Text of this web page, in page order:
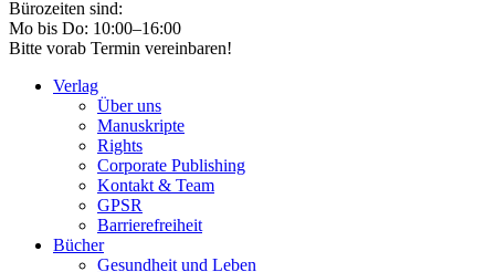
Bürozeiten sind:
Mo bis Do: 10:00–16:00
Bitte vorab Termin vereinbaren!
Verlag
Über uns
Manuskripte
Rights
Corporate Publishing
Kontakt & Team
GPSR
Barrierefreiheit
Bücher
Gesundheit und Leben